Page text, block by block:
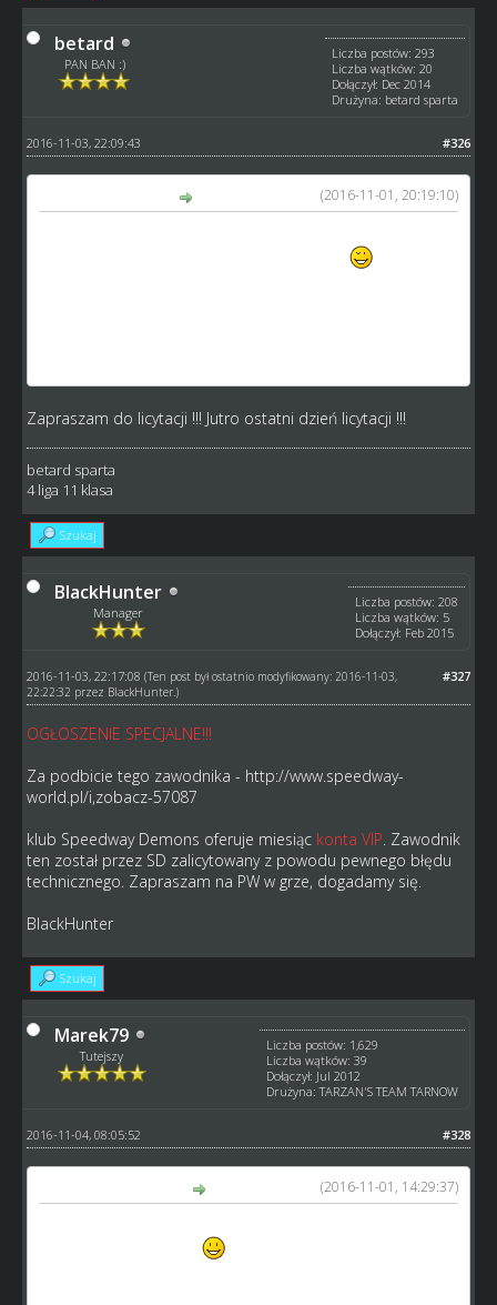
betard
PAN BAN :)
Liczba postów: 293
Liczba wątków: 20
Dołączył: Dec 2014
Drużyna: betard sparta
#326
2016-11-03, 22:09:43
(2016-11-01, 20:19:10)
Zapraszam do licytacji !!! Jutro ostatni dzień licytacji !!!
betard sparta
4 liga 11 klasa
Szukaj
BlackHunter
Manager
Liczba postów: 208
Liczba wątków: 5
Dołączył: Feb 2015
#327
2016-11-03, 22:17:08 (Ten post był ostatnio modyfikowany: 2016-11-03,
22:22:32 przez BlackHunter.)
OGŁOSZENIE SPECJALNE!!!
Za podbicie tego zawodnika - http://www.speedway-
world.pl/i,zobacz-57087
klub Speedway Demons oferuje miesiąc konta VIP . Zawodnik
ten został przez SD zalicytowany z powodu pewnego błędu
technicznego. Zapraszam na PW w grze, dogadamy się.
BlackHunter
Szukaj
Marek79
Tutejszy
Liczba postów: 1,629
Liczba wątków: 39
Dołączył: Jul 2012
Drużyna: TARZAN'S TEAM TARNOW
#328
2016-11-04, 08:05:52
(2016-11-01, 14:29:37)